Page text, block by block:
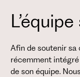
Afin de soutenir sa
récemment
de son équipe.